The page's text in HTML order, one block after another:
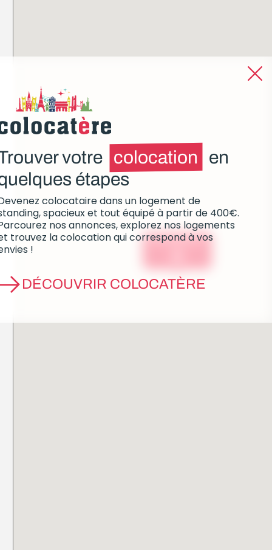
votre colocation
en
étapes
colocataire dans un logement de
spacieux et tout équipé à partir de 400€.
nos annonces, explorez nos logements
trouvez la colocation qui correspond à vos
!
DÉCOUVRIR COLOCATÈRE
Colocations :